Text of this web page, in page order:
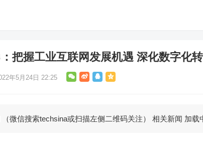
把握工业互联网发展机遇 深化数字化
年5月24日 22:25
（微信搜索techsina或扫描左侧二维码关注） 相关新闻 加载